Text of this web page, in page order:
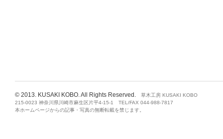
© 2013. KUSAKI KOBO. All Rights Reserved. 草木工房 KUSAKI KOBO
215-0023 神奈川県川崎市麻生区片平4-15-1 TEL/FAX 044-988-7817
本ホームページからの記事・写真の無断転載を禁じます。